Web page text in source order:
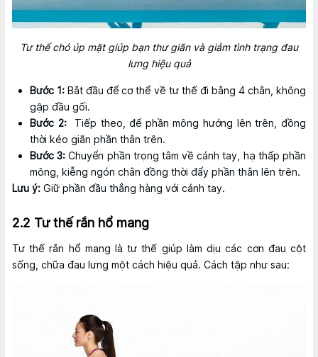
Tư thế chó úp mặt giúp bạn thư giãn và giảm tình trạng đau
lưng hiệu quả
Bước 1: Bắt đầu để cơ thể về tư thế đi bằng 4 chân, không
gập đầu gối.
Bước 2:Tiếp theo, để phần mông hướng lên trên, đồng
thời kéo giãn phần thân trên.
Bước 3: Chuyển phần trọng tâm về cánh tay, hạ thấp phần
mông, kiễng ngón chân đồng thời đẩy phần thân lên trên.
Lưu ý: Giữ phần đầu thẳng hàng với cánh tay.
2.2 Tư thế rắn hổ mang
Tư thế rắn hổ mang là tư thế giúp làm dịu các cơn đau cột
sống, chữa đau lưng một cách hiệu quả. Cách tập như sau: